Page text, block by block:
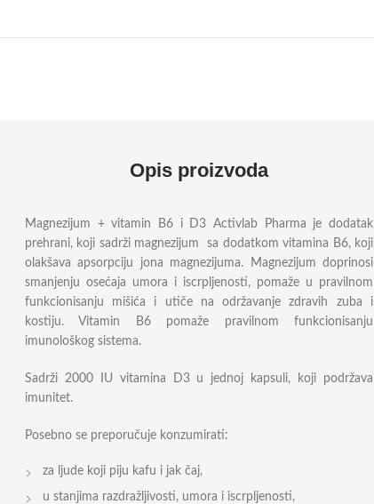
Opis proizvoda
Magnezijum + vitamin B6 i D3 Activlab Pharma je dodatak
prehrani, koji sadrži magnezijum sa dodatkom vitamina B6, koji
olakšava apsorpciju jona magnezijuma. Magnezijum doprinosi
smanjenju osećaja umora i iscrpljenosti, pomaže u pravilnom
funkcionisanju mišića i utiče na održavanje zdravih zuba i
kostiju. Vitamin B6 pomaže pravilnom funkcionisanju
imunološkog sistema.
Sadrži 2000 IU vitamina D3 u jednoj kapsuli, koji podržava
imunitet.
Posebno se preporučuje konzumirati:
za ljude koji piju kafu i jak čaj,
u stanjima razdražljivosti, umora i iscrpljenosti,